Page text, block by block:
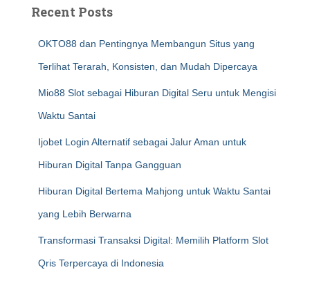
Recent Posts
OKTO88 dan Pentingnya Membangun Situs yang
Terlihat Terarah, Konsisten, dan Mudah Dipercaya
Mio88 Slot sebagai Hiburan Digital Seru untuk Mengisi
Waktu Santai
Ijobet Login Alternatif sebagai Jalur Aman untuk
Hiburan Digital Tanpa Gangguan
Hiburan Digital Bertema Mahjong untuk Waktu Santai
yang Lebih Berwarna
Transformasi Transaksi Digital: Memilih Platform Slot
Qris Terpercaya di Indonesia